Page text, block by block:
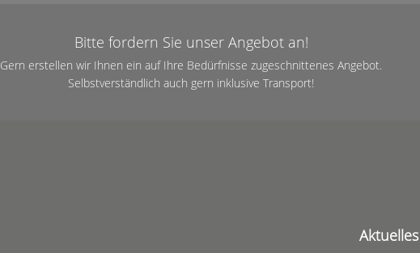
Bitte fordern Sie unser Angebot an!
Gern erstellen wir Ihnen ein auf Ihre Bedürfnisse zugeschnittenes Angebot.
Selbstverständlich auch gern inklusive Transport!
Aktuelles